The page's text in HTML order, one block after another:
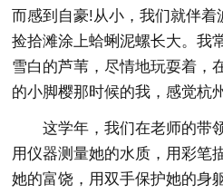
而感到自豪!从小，我们就伴着
捡拾滩涂上蛤蜊泥螺长大。我
雪白的芦苇，尽情地玩耍着，
的小脚樱那时候的我，感觉杭
这学年，我们在老师的带
用仪器测量她的水质，用彩笔
她的富饶，用双手保护她的